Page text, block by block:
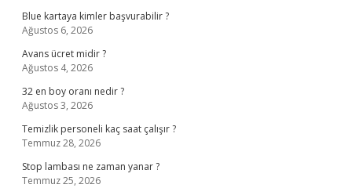
Blue kartaya kimler başvurabilir ?
Ağustos 6, 2026
Avans ücret midir ?
Ağustos 4, 2026
32 en boy oranı nedir ?
Ağustos 3, 2026
Temizlik personeli kaç saat çalışır ?
Temmuz 28, 2026
Stop lambası ne zaman yanar ?
Temmuz 25, 2026